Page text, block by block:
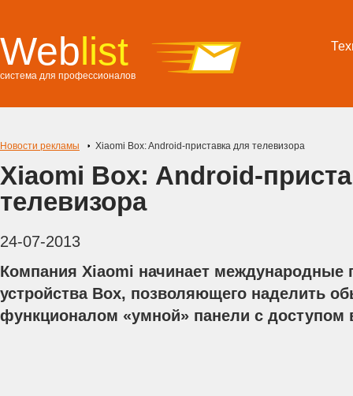
Weblist
система для профессионалов
Новости рекламы Xiaomi Box: Android-приставка для телевизора
Xiaomi Box: Android-
телевизора
24-07-2013
Компания Xiaomi начинает международные
устройства Box, позволяющего наделить
функционалом «умной» панели с доступом